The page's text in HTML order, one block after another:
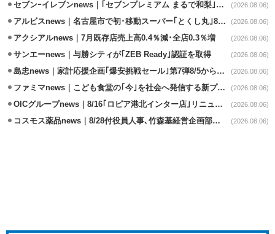
セブンｰイレブンnews｜｢セブンプレミアム まるで和梨｣8/11から順次発売 (2026.08.06)
アルビスnews｜名古屋市で初･移動スーパー｢とくし丸｣8/4運行開始 (2026.08.06)
アクシアルnews｜7月既存店売上高0.4％減･全店0.3％増 (2026.08.06)
サンエーnews｜与勝シティが｢ZEB Ready｣認証を取得 (2026.08.06)
島忠news｜家計応援企画｢爆安挑戦セール｣第7弾8/5から開催 (2026.08.06)
ファミマnews｜こども食堂の｢今｣を社会へ発信する新プロジェクト始動 (2026.08.06)
OICグループnews｜8/16｢ロピア港北インター店｣リニューアル/食品売場拡大 (2026.08.06)
コスモス薬品news｜8/28付役員人事､竹森基経営企画部長が取締役昇格 (2026.08.06)